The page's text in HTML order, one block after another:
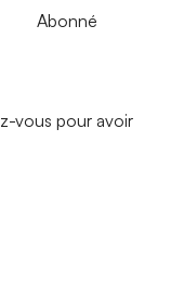
Abonné
vous pour avoir